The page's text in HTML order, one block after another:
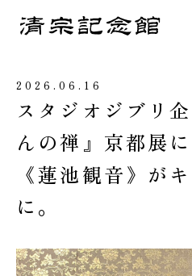
2026.06.16
スタジオジブリ
んの禅』京都展
《蓮池観音》が
に。